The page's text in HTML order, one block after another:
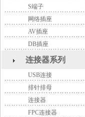
S端子
网络插座
AV插座
DB插座
连接器系列
USB连接
排针排母
连接器
FPC连接器